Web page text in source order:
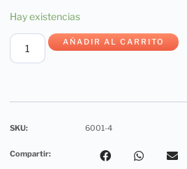
Hay existencias
AÑADIR AL CARRITO
SKU: 6001-4
Compartir: